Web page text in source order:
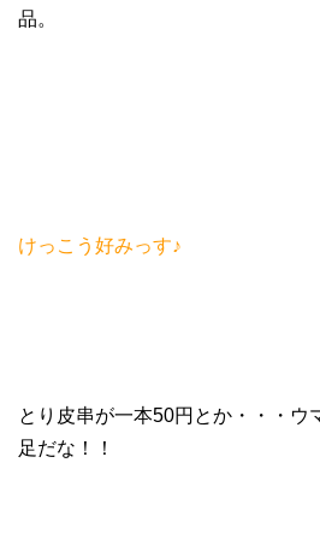
品。
けっこう好みっす♪
とり皮串が一本50円とか・・・ ウ
足だな！！